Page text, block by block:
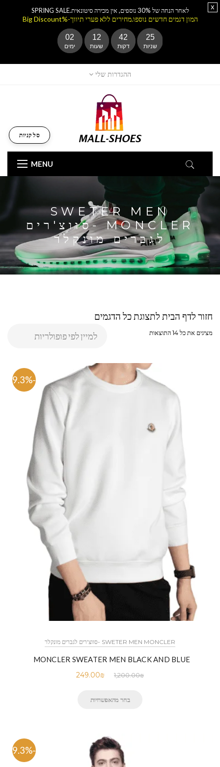
ההגדרות שלי
MENU
סל קניות
SWETER MEN
MONCLER -סווצ'רים
לגברים מונקלר
חזור לדף הבית לתצוגת כל הדגמים
מציגים את כל ⁦14⁩ התוצאות
-79.3%
SWETER MEN MONCLER -סווצ'רים לגברים מונקלר
MONCLER SWEATER MEN BLACK AND BLUE
1,200.00₪
249.00₪
בחר מהאפשרויות
-79.3%
לאחר הנחה של 30% נוספים, אין מכירה סיטונאית.SPRING SALE
המון דגמים חדשים נוספו.מחירים ללא פערי תיווך-%Big Discount
02
ימים
12
שעות
42
דקות
24
שניות
x